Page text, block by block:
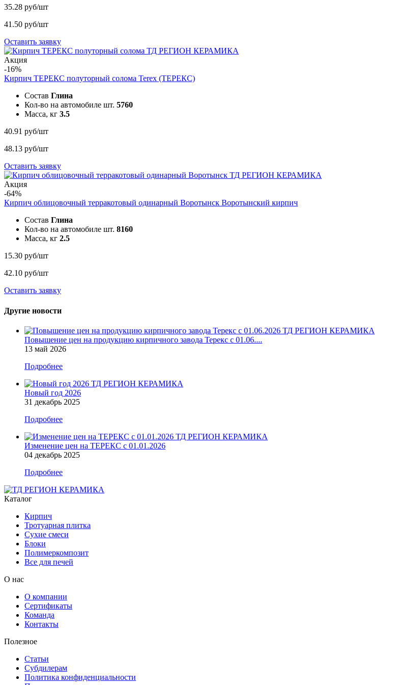
35.28 руб/шт
41.50 руб/шт
Оставить заявку
Акция
-16%
Кирпич ТЕРЕКС полуторный солома Terex (ТЕРЕКС)
Состав Глина
Кол-во на автомобиле шт. 5760
Масса, кг 3.5
40.91 руб/шт
48.13 руб/шт
Оставить заявку
Акция
-64%
Кирпич облицовочный терракотовый одинарный Воротынск Воротынский кирпич
Состав Глина
Кол-во на автомобиле шт. 8160
Масса, кг 2.5
15.30 руб/шт
42.10 руб/шт
Оставить заявку
Другие новости
Повышение цен на продукцию кирпичного завода Терекс с 01.06....
13 май 2026
Подробнее
Новый год 2026
31 декабрь 2025
Подробнее
Изменение цен на ТЕРЕКС с 01.01.2026
04 декабрь 2025
Подробнее
Каталог
Кирпич
Тротуарная плитка
Сухие смеси
Блоки
Полимеркомпозит
Все для печей
О нас
О компании
Сертификаты
Команда
Контакты
Полезное
Статьи
Субдилерам
Политика конфиденциальности